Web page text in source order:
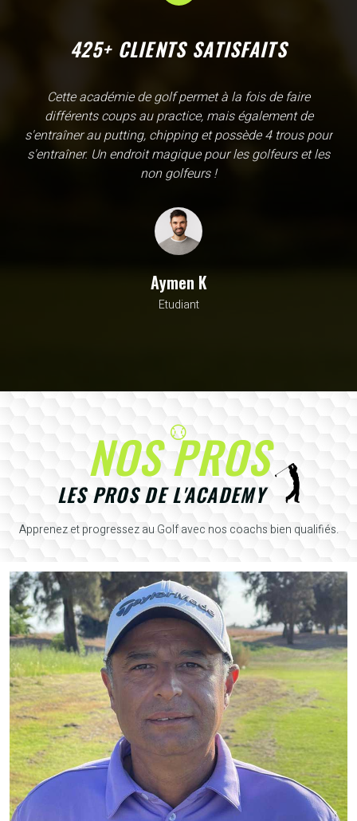
425+ CLIENTS SATISFAITS
L'Academy de Gammarth comme son nom l'indique est
une école, en fait c'est un practice exceptionnel. il y a
évidemment un pratique classic sur tapis mais aussi
un sur herbe, des zones pour le chipping, les bumqers...
Vous y avez pensé, c'est à l'academy. Il n'y a pas assez
beauté de ce site
NOS PROS
LES PROS DE L'ACADEMY
Apprenez et progressez au Golf avec nos coachs bien qualifiés.